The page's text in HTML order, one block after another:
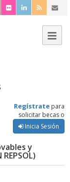
Regístrate para
solicitar becas o
Inicia Sesión
y